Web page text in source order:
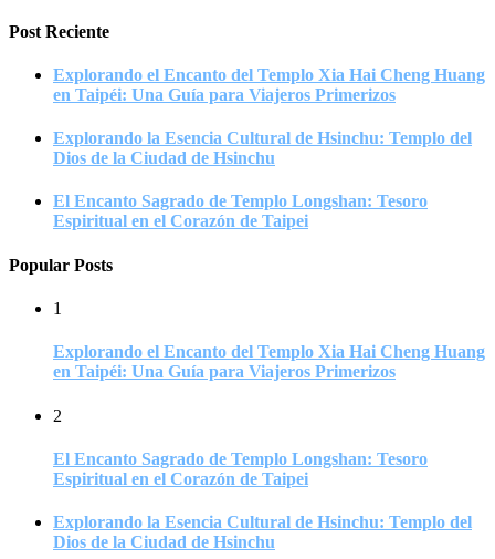
Post Reciente
Explorando el Encanto del Templo Xia Hai Cheng Huang
en Taipéi: Una Guía para Viajeros Primerizos
Explorando la Esencia Cultural de Hsinchu: Templo del
Dios de la Ciudad de Hsinchu
El Encanto Sagrado de Templo Longshan: Tesoro
Espiritual en el Corazón de Taipei
Popular Posts
1
Explorando el Encanto del Templo Xia Hai Cheng Huang
en Taipéi: Una Guía para Viajeros Primerizos
2
El Encanto Sagrado de Templo Longshan: Tesoro
Espiritual en el Corazón de Taipei
Explorando la Esencia Cultural de Hsinchu: Templo del
Dios de la Ciudad de Hsinchu